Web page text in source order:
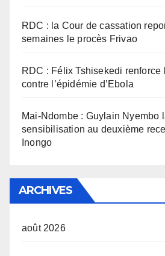
RDC : la Cour de cassation
semaines le procès Frivao
RDC : Félix Tshisekedi
contre l’épidémie d’Ebola
Mai-Ndombe : Guylain Nyembo
sensibilisation au deuxième
Inongo
ARCHIVES
août 2026